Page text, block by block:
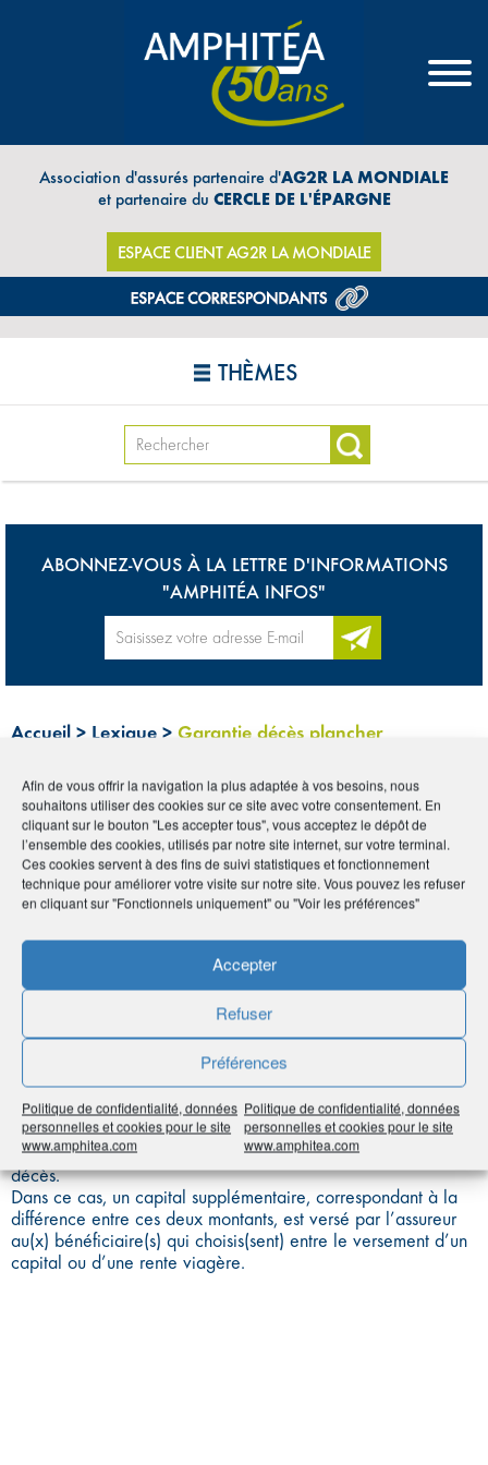
Afin de vous offrir la navigation la plus adaptée à vos besoins, nous
souhaitons utiliser des cookies sur ce site avec votre consentement. En
cliquant sur le bouton "Les accepter tous", vous acceptez le dépôt de
l’ensemble des cookies, utilisés par notre site internet, sur votre terminal.
Ces cookies servent à des fins de suivi statistiques et fonctionnement
technique pour améliorer votre visite sur notre site. Vous pouvez les refuser
en cliquant sur "Fonctionnels uniquement" ou "Voir les préférences"
Accepter
Refuser
Préférences
Politique de confidentialité, données
personnelles et cookies pour le site
www.amphitea.com
Politique de confidentialité, données
personnelles et cookies pour le site
www.amphitea.com
Association d'assurés partenaire d'AG2R LA MONDIALE
et partenaire du CERCLE DE L'ÉPARGNE
ESPACE CLIENT AG2R LA MONDIALE
THÈMES
ABONNEZ-VOUS À LA LETTRE D'INFORMATIONS
"AMPHITÉA INFOS"
Accueil > Lexique > Garantie décès plancher
Tous 0-9 A B C D E F G H
I
J
K L M N O P Q R S T
U
V
W X Y Z
GARANTIE DÉCÈS
PLANCHER
Elle s’applique en cas de décès de l’assuré et dès lors que
l’épargne gérée est inférieure aux versements investis nets de
rachat, de frais et de liquidation déjà effectués au moment du
décès.
Dans ce cas, un capital supplémentaire, correspondant à la
différence entre ces deux montants, est versé par l’assureur
au(x) bénéficiaire(s) qui choisis(sent) entre le versement d’un
capital ou d’une rente viagère.